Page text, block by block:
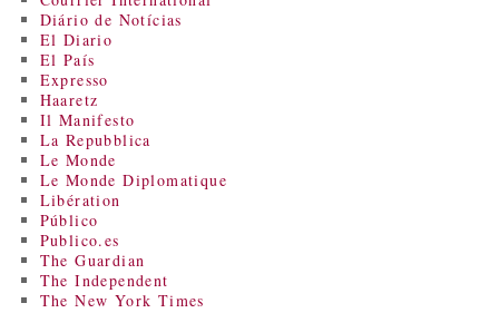
Diário de Notícias
El Diario
El País
Expresso
Haaretz
Il Manifesto
La Repubblica
Le Monde
Le Monde Diplomatique
Libération
Público
Publico.es
The Guardian
The Independent
The New York Times